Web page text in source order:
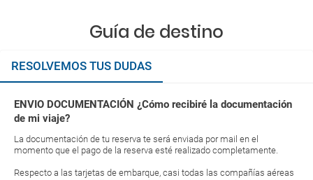
Guía de destino
RESOLVEMOS TUS DUDAS
ENVIO DOCUMENTACIÓN ¿Cómo recibiré la documentación
de mi viaje?
La documentación de tu reserva te será enviada por mail en el
momento que el pago de la reserva esté realizado completamente.
Respecto a las tarjetas de embarque, casi todas las compañías aéreas